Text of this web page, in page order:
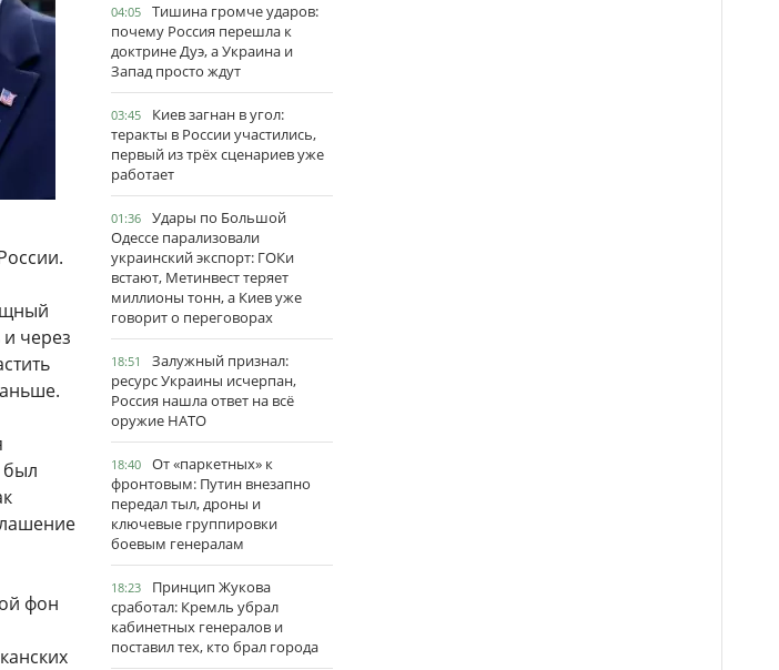
через
был
фон
04:05
Тишина громче ударов:
почему Россия перешла к
доктрине Дуэ, а Украина и
Запад просто ждут
03:45
Киев загнан в угол:
теракты в России участились,
первый из трёх сценариев уже
работает
01:36
Удары по Большой
Одессе парализовали
украинский экспорт: ГОКи
встают, Метинвест теряет
миллионы тонн, а Киев уже
говорит о переговорах
18:51
Залужный признал:
ресурс Украины исчерпан,
Россия нашла ответ на всё
оружие НАТО
18:40
От «паркетных» к
фронтовым: Путин внезапно
передал тыл, дроны и
ключевые группировки
боевым генералам
18:23
Принцип Жукова
сработал: Кремль убрал
кабинетных генералов и
поставил тех, кто брал города